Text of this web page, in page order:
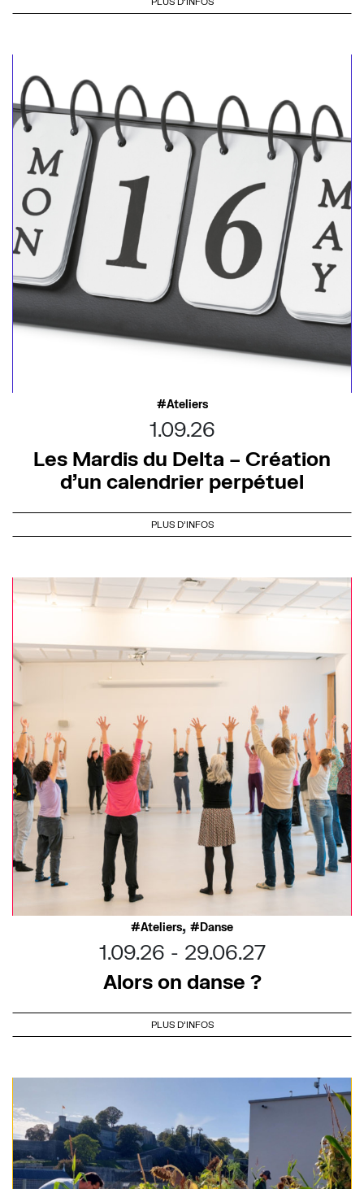
Ateliers
1.09.26
Les Mardis du Delta – Création
d’un calendrier perpétuel
PLUS D'INFOS
Ateliers, Danse
1.09.26
29.06.27
Alors on danse ?
PLUS D'INFOS